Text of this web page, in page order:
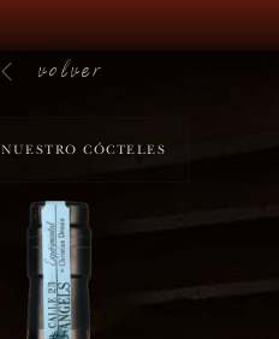
volver
NUESTRO CÓCTELES